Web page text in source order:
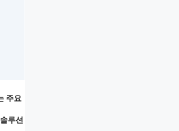
주요
루션